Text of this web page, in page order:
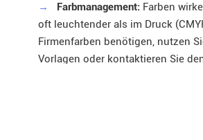
→
Farbmanagement:Farben
oft leuchtender als im Druck
Firmenfarben benötigen, nutzen
Vorlagen oder kontaktieren Sie